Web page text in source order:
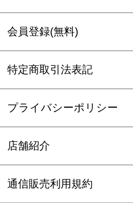
会員登録(無料)
特定商取引法表記
プライバシーポリシー
店舗紹介
通信販売利用規約